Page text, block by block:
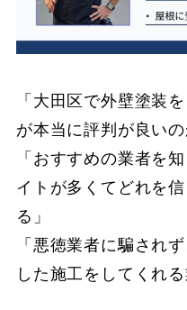
「大田区で外壁塗装
が本当に評判が良い
「おすすめの業者を
イトが多くてどれを
る」
「悪徳業者に騙され
した施工をしてくれ